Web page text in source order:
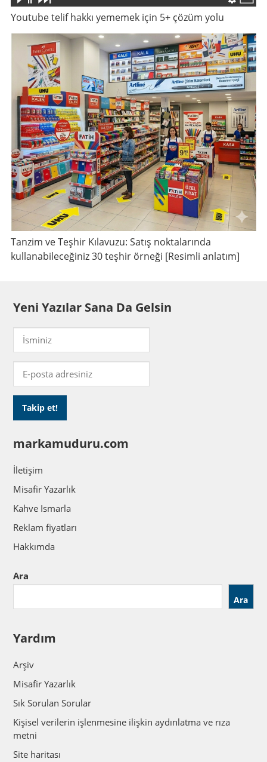
Youtube telif hakkı yememek için 5+ çözüm yolu
Tanzim ve Teşhir Kılavuzu: Satış noktalarında
kullanabileceğiniz 30 teşhir örneği [Resimli anlatım]
Yeni Yazılar Sana Da Gelsin
markamuduru.com
İletişim
Misafir Yazarlık
Kahve Ismarla
Reklam fiyatları
Hakkımda
Ara
Ara
Yardım
Arşiv
Misafir Yazarlık
Sık Sorulan Sorular
Kişisel verilerin işlenmesine ilişkin aydınlatma ve rıza
metni
Site haritası